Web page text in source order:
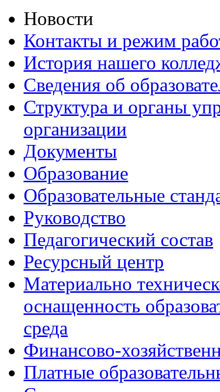
Новости
Контакты и режим
История нашего
Сведения об
Структура и органы
организации
Документы
Образование
Образовательные
Руководство
Педагогический состав
Ресурсный центр
Материально
оснащенность
среда
Финансово-
Платные